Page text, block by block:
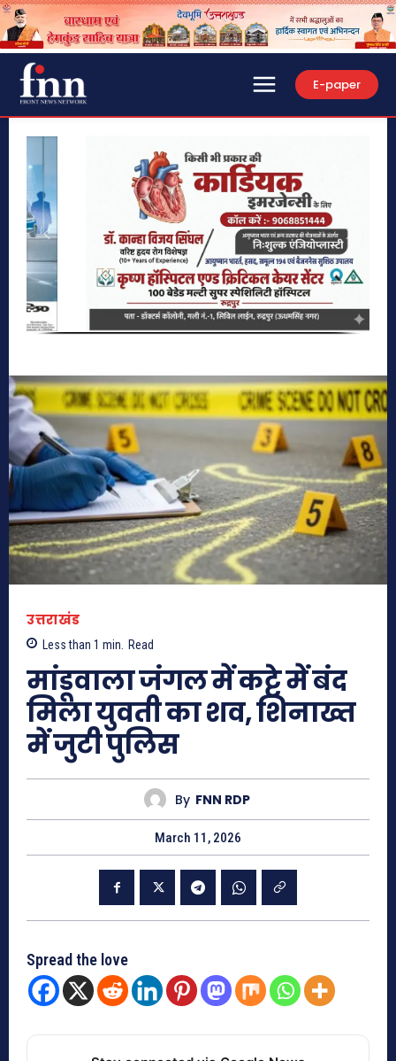
E-paper
उत्तराखंड
Less than 1 min. Read
मांडूवाला जंगल में कट्टे में बंद
मिला युवती का शव, शिनाख्त
में जुटी पुलिस
By FNN RDP
March 11, 2026
Spread the love